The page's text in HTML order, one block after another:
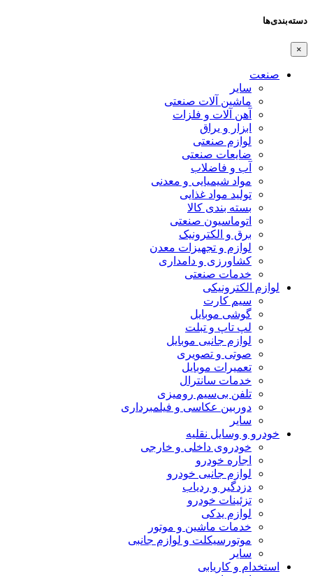
دسته‌بندی‌ها
×
صنعت
سایر
ماشین آلات صنعتی
آهن آلات و فلزات
ابزار و یراق
لوازم صنعتی
ضایعات صنعتی
آب و فاضلاب
مواد شیمیایی و معدنی
تولید مواد غذایی
بسته بندی کالا
اتوماسیون صنعتی
برق و الکترونیک
لوازم و تجهیزات معدن
کشاورزی و دامداری
خدمات صنعتی
لوازم الکترونیکی
سیم کارت
گوشی موبایل
لپ تاپ و تبلت
لوازم جانبی موبایل
صوتی و تصویری
تعمیرات موبایل
خدمات سانترال
تلفن بی‌سیم رومیزی
دوربین عکاسی و فیلمبرداری
سایر
خودرو و وسایل نقلیه
خودروی داخلی و خارجی
اجاره خودرو
لوازم جانبی خودرو
دزدگیر و ردیاب
تزئینات خودرو
لوازم یدکی
خدمات ماشین و موتور
موتورسیکلت و لوازم جانبی
سایر
استخدام و کاریابی